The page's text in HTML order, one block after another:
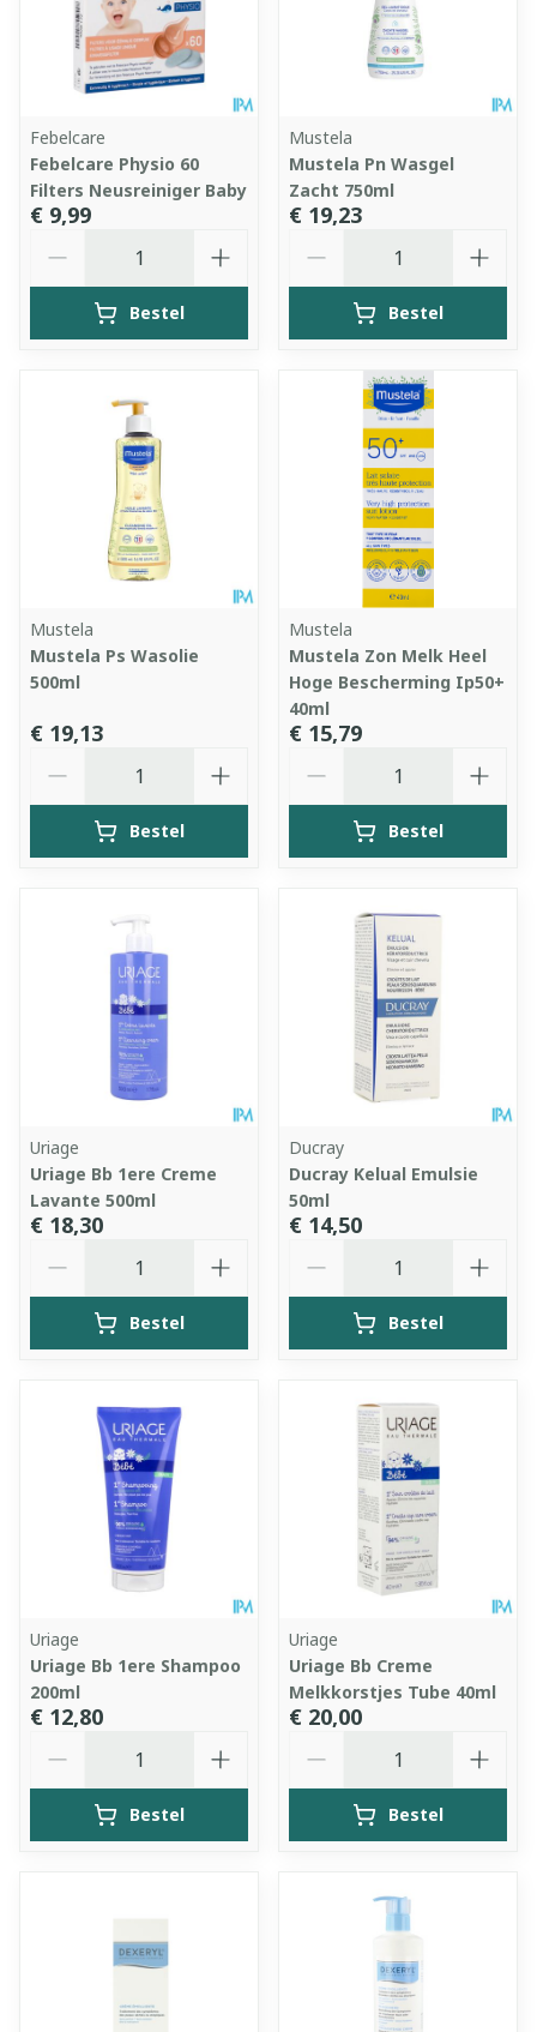
Febelcare
Febelcare Physio 60
Filters Neusreiniger Baby
€ 9,99
Bestel
Mustela
Mustela Pn Wasgel
Zacht 750ml
€ 19,23
Bestel
Mustela
Mustela Ps Wasolie
500ml
€ 19,13
Bestel
Mustela
Mustela Zon Melk Heel
Hoge Bescherming Ip50+
40ml
€ 15,79
Bestel
Uriage
Uriage Bb 1ere Creme
Lavante 500ml
€ 18,30
Bestel
Ducray
Ducray Kelual Emulsie
50ml
€ 14,50
Bestel
Uriage
Uriage Bb 1ere Shampoo
200ml
€ 12,80
Bestel
Uriage
Uriage Bb Creme
Melkkorstjes Tube 40ml
€ 20,00
Bestel